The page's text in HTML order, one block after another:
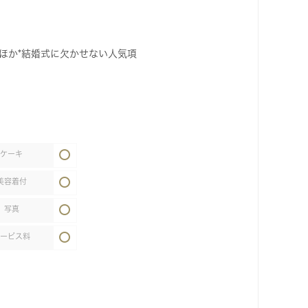
*結婚式に欠かせない人気項
ケーキ
容着付
写真
ビス料